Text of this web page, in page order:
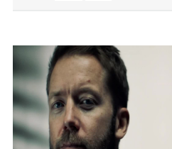
LINKEDIN
SHARE